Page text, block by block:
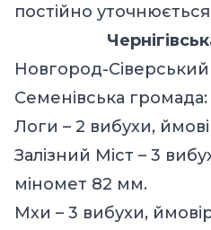
постійно
Новгород-
Семенівська громада:
Логи – 2 вибухи,
Залізний Міст – 3
міномет 82 мм.
Мхи – 3 вибухи,